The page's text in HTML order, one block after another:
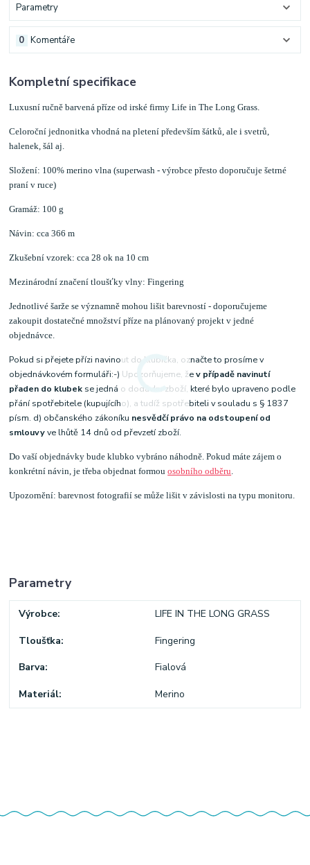
Parametry
Komentáře
0
Kompletní specifikace
Luxusní ručně barvená příze od irské firmy Life in The Long Grass.
Celoroční jednonitka vhodná na pletení především šátků, ale i svetrů,
halenek, šál aj.
Složení: 100% merino vlna (superwash - výrobce přesto doporučuje šetrné
praní v ruce)
Gramáž: 100 g
Návin: cca 366 m
Zkušební vzorek: cca 28 ok na 10 cm
Mezinárodní značení tloušťky vlny: Fingering
Jednotlivé šarže se významně mohou lišit barevností - doporučujeme
zakoupit dostatečné množství příze na plánovaný projekt v jedné
objednávce.
Pokud si přejete přízi navinout do klubíčka, označte to prosíme v
objednávkovém formuláři:-) Upozorňujeme, žev případě navinutí
přaden do klubek se jedná o dodávku zboží, které bylo upraveno podle
přání spotřebitele (kupujícího), a tudíž spotřebiteli v souladu s § 1837
písm. d) občanského zákoníku nesvědčí právo na odstoupení od
smlouvyve lhůtě 14 dnů od převzetí zboží.
Do vaší objednávky bude klubko vybráno náhodně. Pokud máte zájem o
konkrétní návin, je třeba objednat formouosobního odběru
Upozornění: barevnost fotografií se může lišit v závislosti na typu monitoru.
Parametry
Výrobce LIFE IN THE LONG GRASS
Tloušťka Fingering
Barva Fialová
Materiál Merino